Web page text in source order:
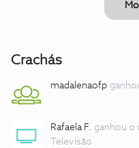
Crachás
madalenaofp
Rafaela F. ganhou o
Televisão